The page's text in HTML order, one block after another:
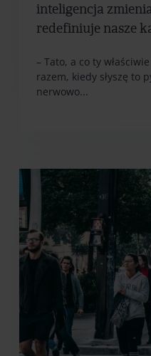
inteligencja
redefiniuje nasze
– Tato, a co ty
razem, kiedy słyszę to
nerwowo...